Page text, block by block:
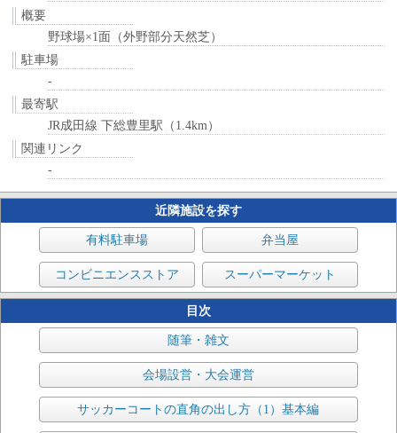
概要
野球場×1面（外野部分天然芝）
駐車場
-
最寄駅
JR成田線 下総豊里駅（1.4km）
関連リンク
-
近隣施設を探す
有料駐車場 弁当屋
コンビニエンスストア スーパーマーケット
目次
随筆・雑文
会場設営・大会運営
サッカーコートの直角の出し方（1）基本編